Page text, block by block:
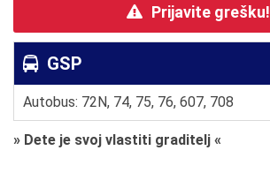
Prijavite grešku!
GSP
Autobus: 72N, 74, 75, 76, 607, 708
» Dete je svoj vlastiti graditelj «